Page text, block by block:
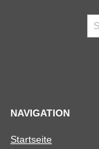
NAVIGATION
Start­seite